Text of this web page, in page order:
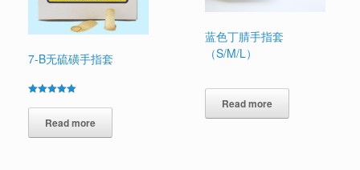
7-B无硫磺手指套
5.00
out of 5Read more
蓝色丁腈手指套
（S/M/L）
Read more